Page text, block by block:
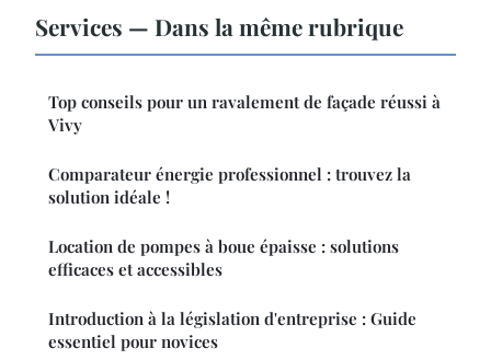
Services — Dans la même rubrique
Top conseils pour un ravalement de façade réussi à
Vivy
Comparateur énergie professionnel : trouvez la
solution idéale !
Location de pompes à boue épaisse : solutions
efficaces et accessibles
Introduction à la législation d'entreprise : Guide
essentiel pour novices